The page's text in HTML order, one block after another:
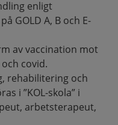
enligt
GOLD A, B och E-
av vaccination mot
covid.
rehabilitering och
i ”KOL-skola” i
arbetsterapeut,